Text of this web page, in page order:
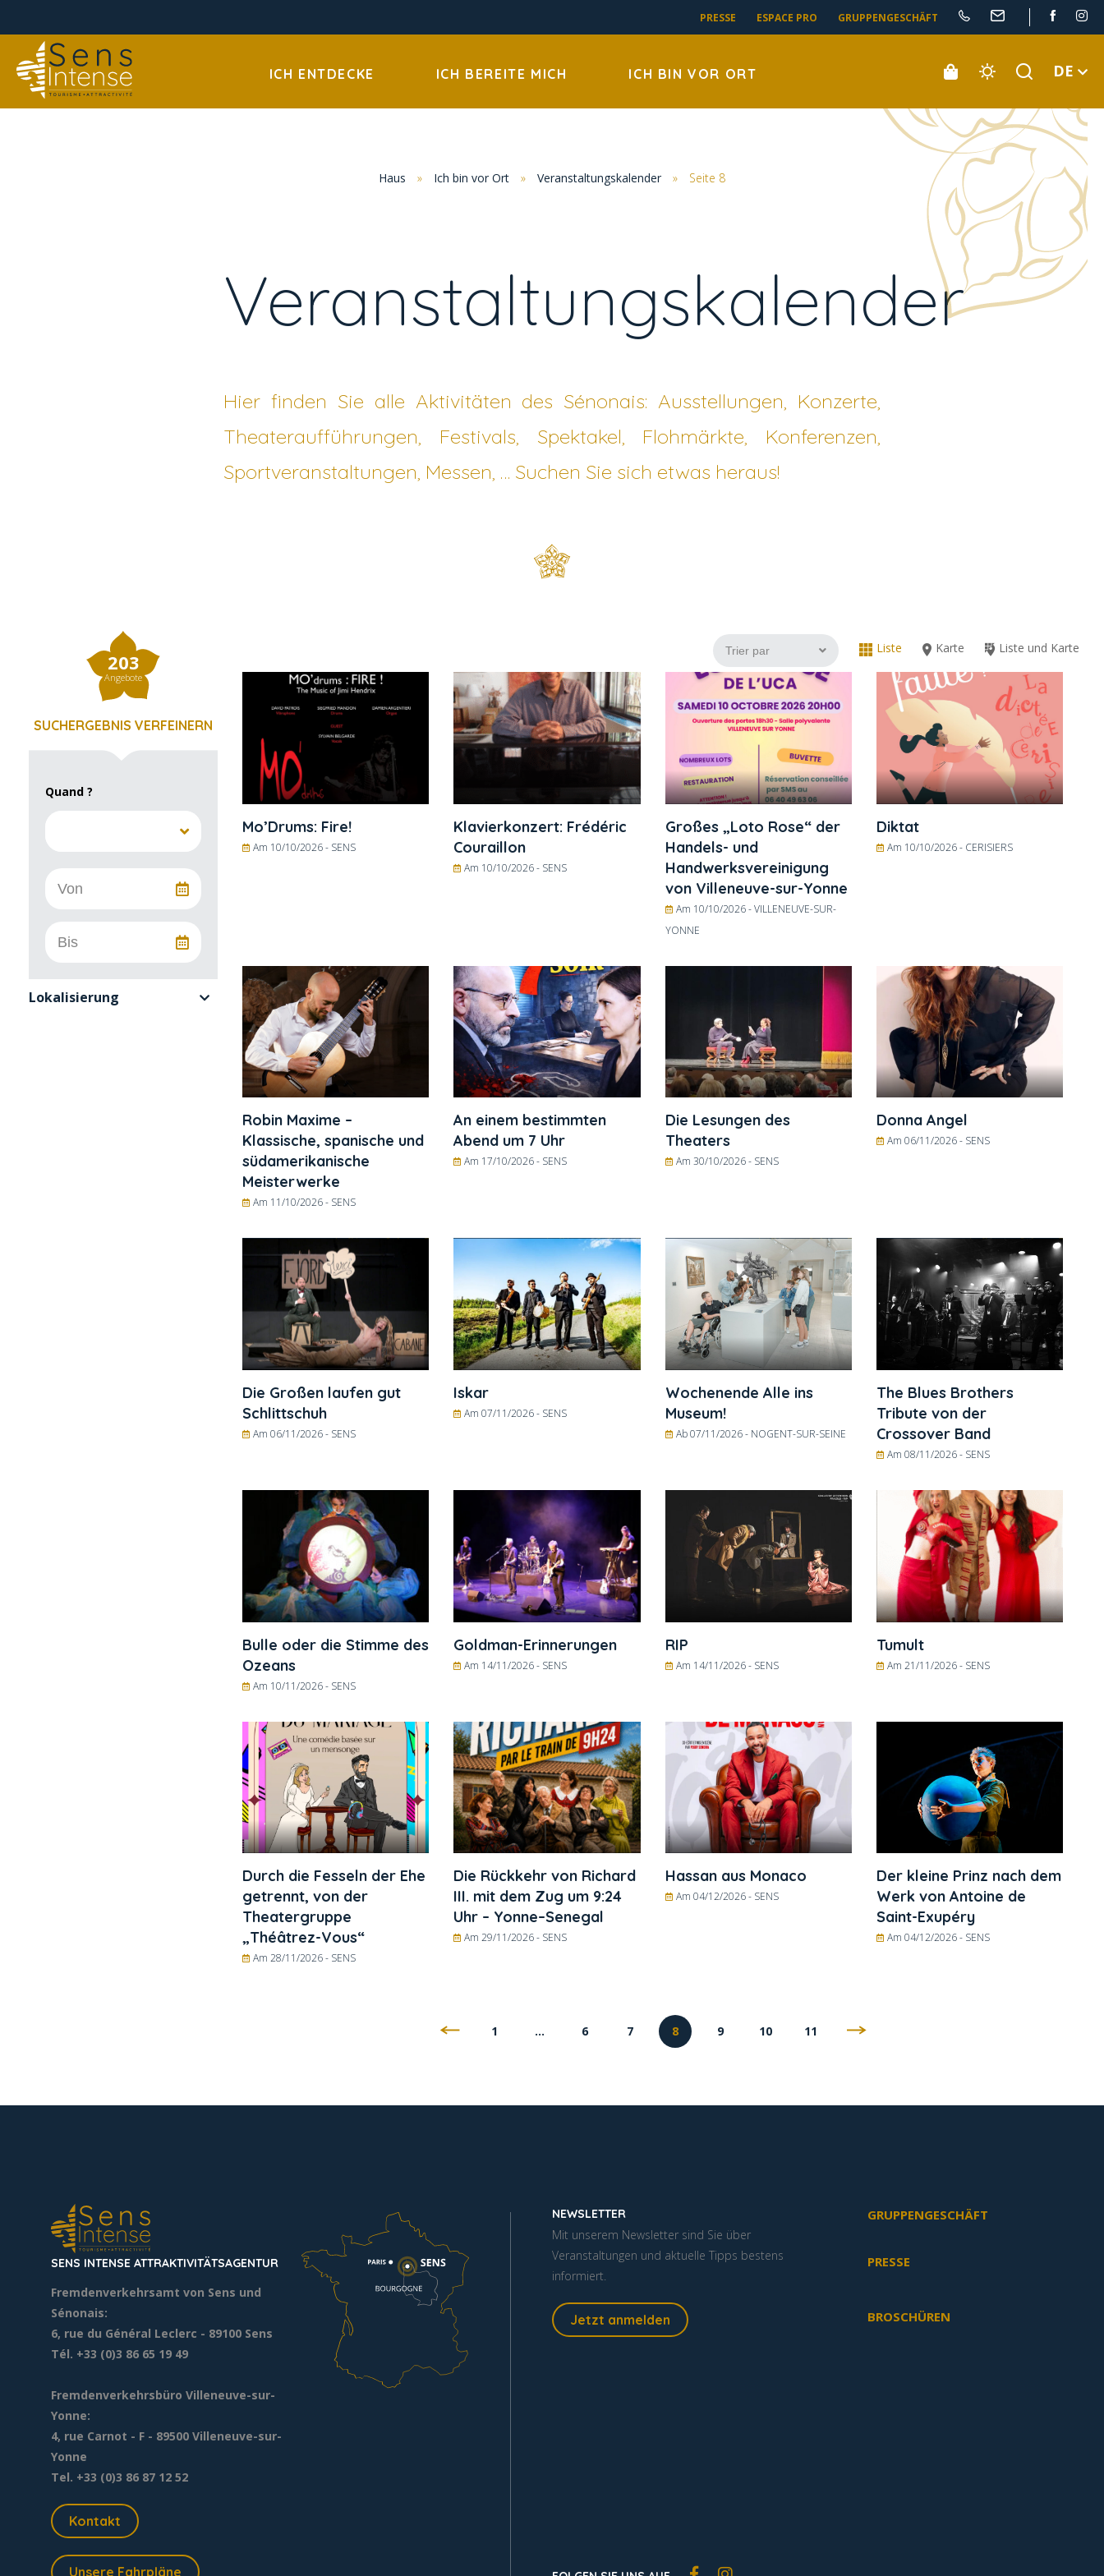
PRESSE ESPACE PRO GRUPPENGESCHÄFT
ICH ENTDECKE ICH BEREITE MICH ICH BIN VOR ORT DE
Haus » Ich bin vor Ort » Veranstaltungskalender » Seite 8
Veranstaltungskalender
Hier finden Sie alle Aktivitäten des Sénonais: Ausstellungen, Konzerte,
Theateraufführungen, Festivals, Spektakel, Flohmärkte, Konferenzen,
Sportveranstaltungen, Messen, … Suchen Sie sich etwas heraus!
203
Angebote
SUCHERGEBNIS VERFEINERN
Quand ?
Lokalisierung
Liste Karte Liste und Karte
Mo’Drums: Fire!
Am 10/10/2026 - SENS
Klavierkonzert: Frédéric
Couraillon
Am 10/10/2026 - SENS
Großes „Loto Rose“ der
Handels- und
Handwerksvereinigung
von Villeneuve-sur-Yonne
Am 10/10/2026 -VILLENEUVE-SUR-
YONNE
Diktat
Am 10/10/2026 - CERISIERS
Robin Maxime –
Klassische, spanische und
südamerikanische
Meisterwerke
Am 11/10/2026 - SENS
An einem bestimmten
Abend um 7 Uhr
Am 17/10/2026 - SENS
Die Lesungen des
Theaters
Am 30/10/2026 - SENS
Donna Angel
Am 06/11/2026 - SENS
Die Großen laufen gut
Schlittschuh
Am 06/11/2026 - SENS
Iskar
Am 07/11/2026 - SENS
Wochenende Alle ins
Museum!
Ab 07/11/2026 - NOGENT-SUR-SEINE
The Blues Brothers
Tribute von der
Crossover Band
Am 08/11/2026 - SENS
Bulle oder die Stimme des
Ozeans
Am 10/11/2026 - SENS
Goldman-Erinnerungen
Am 14/11/2026 - SENS
RIP
Am 14/11/2026 - SENS
Tumult
Am 21/11/2026 - SENS
Durch die Fesseln der Ehe
getrennt, von der
Theatergruppe
„Théâtrez-Vous“
Am 28/11/2026 - SENS
Die Rückkehr von Richard
III. mit dem Zug um 9:24
Uhr – Yonne–Senegal
Am 29/11/2026 - SENS
Hassan aus Monaco
Am 04/12/2026 - SENS
Der kleine Prinz nach dem
Werk von Antoine de
Saint-Exupéry
Am 04/12/2026 - SENS
1 … 6 7 8 9 10 11
SENS INTENSE ATTRAKTIVITÄTSAGENTUR
Fremdenverkehrsamt von Sens und
Sénonais:
6, rue du Général Leclerc - 89100 Sens
Tél. +33 (0)3 86 65 19 49
Fremdenverkehrsbüro Villeneuve-sur-
Yonne:
4, rue Carnot - F - 89500 Villeneuve-sur-
Yonne
Tel. +33 (0)3 86 87 12 52
Kontakt
Unsere Fahrpläne
NEWSLETTER
Mit unserem Newsletter sind Sie über
Veranstaltungen und aktuelle Tipps bestens
informiert.
Jetzt anmelden
GRUPPENGESCHÄFT
PRESSE
BROSCHÜREN